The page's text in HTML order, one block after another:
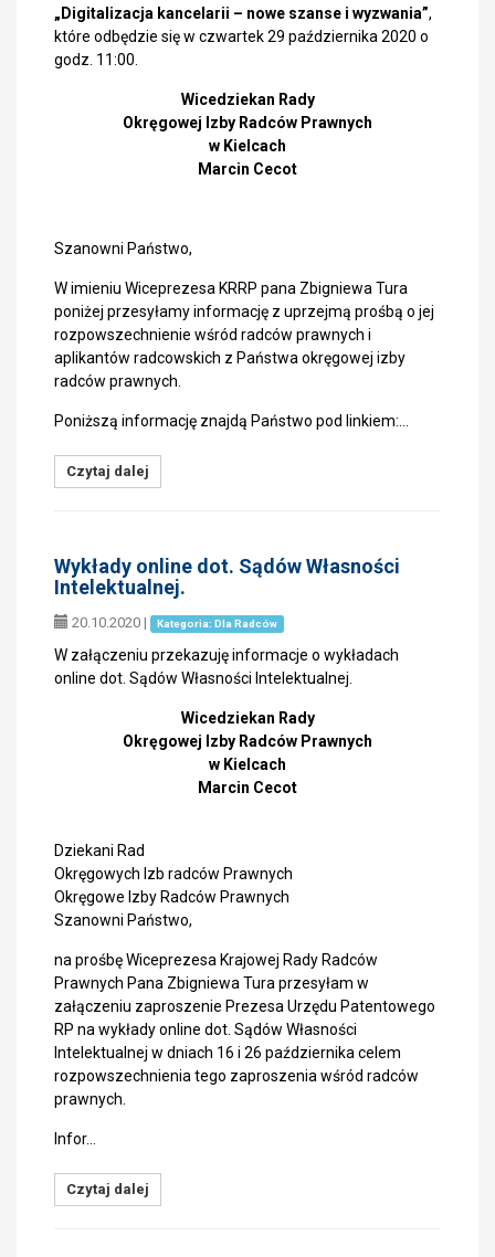
„Digitalizacja kancelarii – nowe szanse i wyzwania”,
które odbędzie się w czwartek 29 października 2020 o
godz. 11:00.
Wicedziekan Rady
Okręgowej Izby Radców Prawnych
w Kielcach
Marcin Cecot
Szanowni Państwo,
W imieniu Wiceprezesa KRRP pana Zbigniewa Tura
poniżej przesyłamy informację z uprzejmą prośbą o jej
rozpowszechnienie wśród radców prawnych i
aplikantów radcowskich z Państwa okręgowej izby
radców prawnych.
Poniższą informację znajdą Państwo pod linkiem:…
Czytaj dalej
Wykłady online dot. Sądów Własności
Intelektualnej.
20.10.2020 | Kategoria: Dla Radców
W załączeniu przekazuję informacje o wykładach
online dot. Sądów Własności Intelektualnej.
Wicedziekan Rady
Okręgowej Izby Radców Prawnych
w Kielcach
Marcin Cecot
Dziekani Rad
Okręgowych Izb radców Prawnych
Okręgowe Izby Radców Prawnych
Szanowni Państwo,
na prośbę Wiceprezesa Krajowej Rady Radców
Prawnych Pana Zbigniewa Tura przesyłam w
załączeniu zaproszenie Prezesa Urzędu Patentowego
RP na wykłady online dot. Sądów Własności
Intelektualnej w dniach 16 i 26 października celem
rozpowszechnienia tego zaproszenia wśród radców
prawnych.
Infor…
Czytaj dalej